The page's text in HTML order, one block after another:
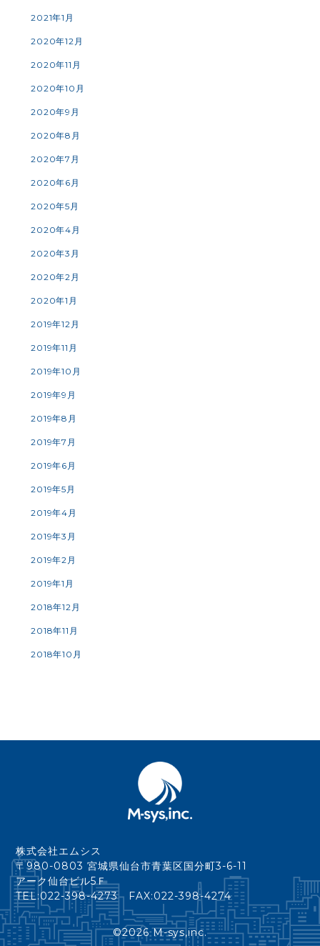
2021年1月
2020年12月
2020年11月
2020年10月
2020年9月
2020年8月
2020年7月
2020年6月
2020年5月
2020年4月
2020年3月
2020年2月
2020年1月
2019年12月
2019年11月
2019年10月
2019年9月
2019年8月
2019年7月
2019年6月
2019年5月
2019年4月
2019年3月
2019年2月
2019年1月
2018年12月
2018年11月
2018年10月
株式会社エムシス
〒980-0803 宮城県仙台市青葉区国分町3-6-11
アーク仙台ビル5Ｆ
TEL:022-398-4273 FAX:022-398-4274
©2026 M-sys,inc.